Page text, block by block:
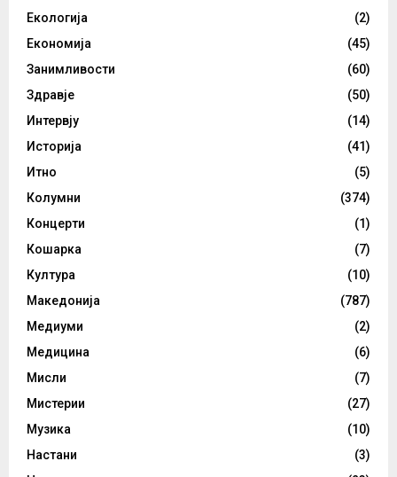
Екологија
(2)
Економија
(45)
Занимливости
(60)
Здравје
(50)
Интервју
(14)
Историја
(41)
Итно
(5)
Колумни
(374)
Концерти
(1)
Кошарка
(7)
Култура
(10)
Македонија
(787)
Медиуми
(2)
Медицина
(6)
Мисли
(7)
Мистерии
(27)
Музика
(10)
Настани
(3)